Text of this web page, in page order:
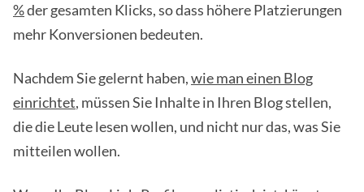
%der gesamten Klicks, so dass höhere Platzierungen
mehr Konversionen bedeuten.
Nachdem Sie gelernt haben,wie man einen Blog
einrichtet, müssen Sie Inhalte in Ihren Blog stellen,
die die Leute lesen wollen, und nicht nur das, was Sie
mitteilen wollen.